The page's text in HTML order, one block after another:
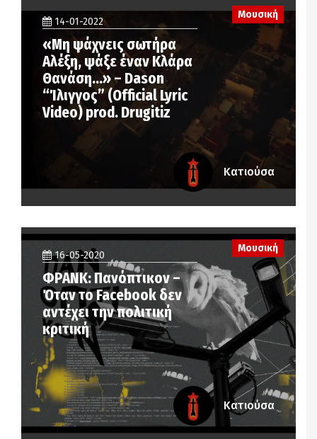
14-01-2022
«Μη ψάχνεις σωτήρα
Αλέξη, ψάξε έναν Κλάρα
Θανάση…» – Dason
“Ίλιγγος” (Official Lyric
Video) prod. Drugitiz
Μουσική
Κατιούσα
16-05-2020
ΦΡΑΝΚ: Πανόπτικον –
Όταν το Facebook δεν
αντέχει την πολιτική
κριτική
Μουσική
Κατιούσα